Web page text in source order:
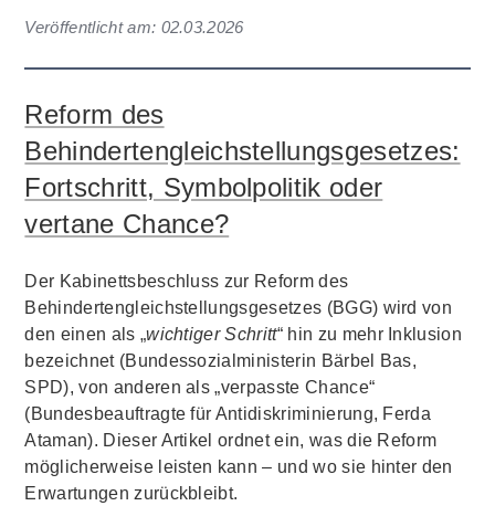
Veröffentlicht am: 02.03.2026
Reform des
Behindertengleichstellungsgesetzes:
Fortschritt, Symbolpolitik oder
vertane Chance?
Der Kabinettsbeschluss zur Reform des
Behindertengleichstellungsgesetzes (BGG) wird von
den einen als „wichtiger Schritt“ hin zu mehr Inklusion
bezeichnet (Bundessozialministerin Bärbel Bas,
SPD), von anderen als „verpasste Chance“
(Bundesbeauftragte für Antidiskriminierung, Ferda
Ataman). Dieser Artikel ordnet ein, was die Reform
möglicherweise leisten kann – und wo sie hinter den
Erwartungen zurückbleibt.